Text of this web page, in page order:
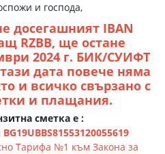
и господа,
досегашният IBAN
RZBB, ще остане
2024 г. БИК/СУИФТ
тази дата повече няма
и всичко свързано с
и плащания.
сметка е :
Тарифа №1 към Закона за